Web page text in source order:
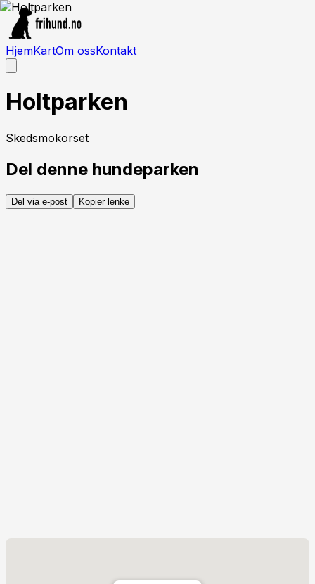
HjemKartOm ossKontakt
Holtparken
Skedsmokorset
Del denne hundeparken
Del via e-post Kopier lenke